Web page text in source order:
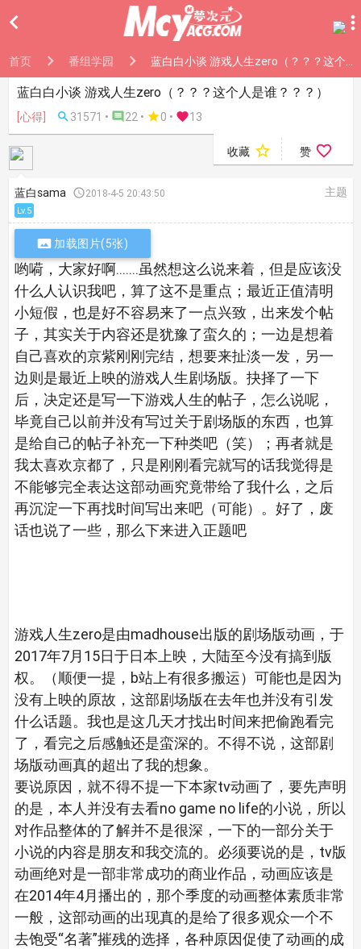

首页 番组学园 蓝白白小谈 游戏人生zero（？？？这个人是谁？？？）
蓝白白小谈 游戏人生zero（？？？这个人是谁？？？）
[心得]  31571 •  22 • 0 • 13
收藏  赞 
蓝白sama 2018-4-5 20:43:50 主题
Lv.5
加载图片(5张)
哟嗬，大家好啊.......虽然想这么说来着，但是应该没
什么人认识我吧，算了这不是重点；最近正值清明
小短假，也是好不容易来了一点兴致，出来发个帖
子，其实关于内容还是犹豫了蛮久的；一边是想着
自己喜欢的京紫刚刚完结，想要来扯淡一发，另一
边则是最近上映的游戏人生剧场版。抉择了一下
后，决定还是写一下游戏人生的帖子，怎么说呢，
毕竟自己以前并没有写过关于剧场版的东西，也算
是给自己的帖子补充一下种类吧（笑）；再者就是
我太喜欢京都了，只是刚刚看完就写的话我觉得是
不能够完全表达这部动画究竟带给了我什么，之后
再沉淀一下再找时间写出来吧（可能）。好了，废
话也说了一些，那么下来进入正题吧
游戏人生zero是由madhouse出版的剧场版动画，于
2017年7月15日于日本上映，大陆至今没有搞到版
权。（顺便一提，b站上有很多搬运）可能也是因为
没有上映的原故，这部剧场版在去年也并没有引发
什么话题。我也是这几天才找出时间来把偷跑看完
了，看完之后感触还是蛮深的。不得不说，这部剧
场版动画真的超出了我的想象。
要说原因，就不得不提一下本家tv动画了，要先声明
的是，本人并没有去看no game no life的小说，所以
对作品整体的了解并不是很深，一下的一部分关于
小说的内容是朋友和我交流的。必须要说的是，tv版
动画绝对是一部非常成功的商业作品，动画应该是
在2014年4月播出的，那个季度的动画整体素质非常
一般，这部动画的出现真的是给了很多观众一个不
去饱受“名著”摧残的选择，各种原因促使了动画的成